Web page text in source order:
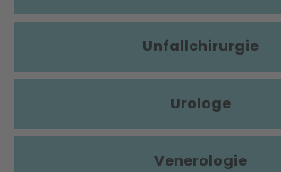
Unfallchirurgie
Urologe
Venerologie